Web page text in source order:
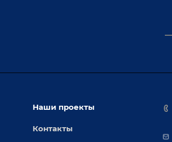
Наши проекты
Контакты